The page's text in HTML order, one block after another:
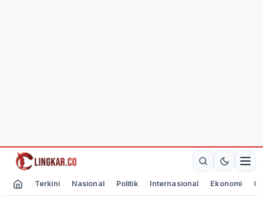
Terkini Nasional Politik Internasional Ekonomi